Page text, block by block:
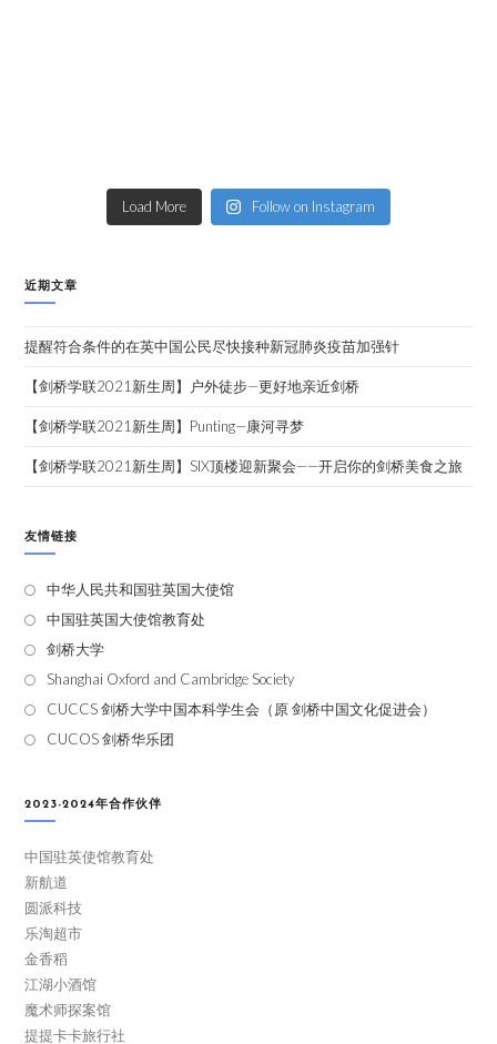
Load More Follow on Instagram
近期文章
提醒符合条件的在英中国公民尽快接种新冠肺炎疫苗加强针
【剑桥学联2021新生周】户外徒步—更好地亲近剑桥
【剑桥学联2021新生周】Punting—康河寻梦
【剑桥学联2021新生周】SIX顶楼迎新聚会——开启你的剑桥美食之旅
友情链接
中华人民共和国驻英国大使馆
中国驻英国大使馆教育处
剑桥大学
Shanghai Oxford and Cambridge Society
CUCCS 剑桥大学中国本科学生会（原 剑桥中国文化促进会）
CUCOS 剑桥华乐团
2023-2024年合作伙伴
中国驻英使馆教育处
新航道
圆派科技
乐淘超市
金香稻
江湖小酒馆
魔术师探案馆
提提卡卡旅行社